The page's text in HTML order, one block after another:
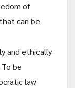
of
can be
and ethically
be
law